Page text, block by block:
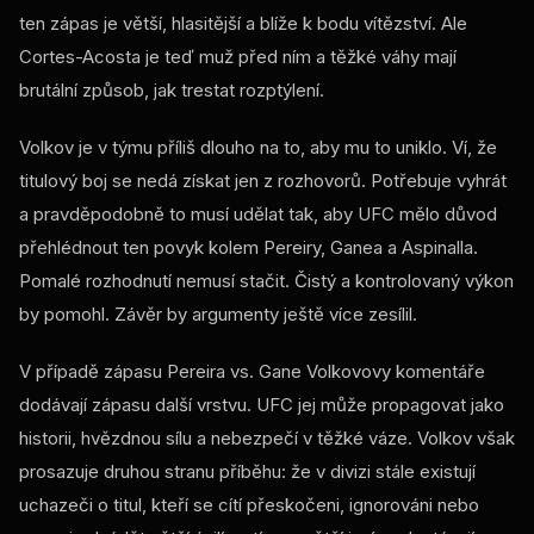
ten zápas je větší, hlasitější a blíže k bodu vítězství. Ale
Cortes-Acosta je teď muž před ním a těžké váhy mají
brutální způsob, jak trestat rozptýlení.
Volkov je v týmu příliš dlouho na to, aby mu to uniklo. Ví, že
titulový boj se nedá získat jen z rozhovorů. Potřebuje vyhrát
a pravděpodobně to musí udělat tak, aby UFC mělo důvod
přehlédnout ten povyk kolem Pereiry, Ganea a Aspinalla.
Pomalé rozhodnutí nemusí stačit. Čistý a kontrolovaný výkon
by pomohl. Závěr by argumenty ještě více zesílil.
V případě zápasu Pereira vs. Gane Volkovovy komentáře
dodávají zápasu další vrstvu. UFC jej může propagovat jako
historii, hvězdnou sílu a nebezpečí v těžké váze. Volkov však
prosazuje druhou stranu příběhu: že v divizi stále existují
uchazeči o titul, kteří se cítí přeskočeni, ignorováni nebo